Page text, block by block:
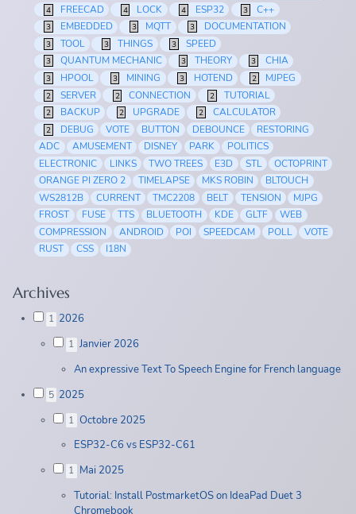
4 FREECAD 4 LOCK 4 ESP32 3 C++
3 EMBEDDED 3 MQTT 3 DOCUMENTATION
3 TOOL 3 THINGS 3 SPEED
3 QUANTUM MECHANIC 3 THEORY 3 CHIA
3 HPOOL 3 MINING 3 HOTEND 2 MJPEG
2 SERVER 2 CONNECTION 2 TUTORIAL
2 BACKUP 2 UPGRADE 2 CALCULATOR
2 DEBUG VOTE BUTTON DEBOUNCE
RESTORING
ADC
AMUSEMENT DISNEY PARK
POLITICS
ELECTRONIC
LINKS TWO TREES E3D STL
OCTOPRINT
ORANGE PI ZERO 2
TIMELAPSE MKS ROBIN
BLTOUCH
WS2812B
CURRENT TMC2208 BELT TENSION
MJPG
FROST
FUSE TTS BLUETOOTH KDE GLTF
WEB
COMPRESSION
ANDROID POI SPEEDCAM POLL
VOTE
RUST
CSS I18N
Archives
1 2026
1 Janvier 2026
An expressive Text To Speech Engine for French language
5 2025
1 Octobre 2025
ESP32-C6 vs ESP32-C61
1 Mai 2025
Tutorial: Install PostmarketOS on IdeaPad Duet 3
Chromebook